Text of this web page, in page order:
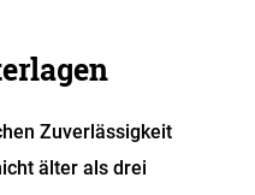
Zuverlässigkeit
älter als drei